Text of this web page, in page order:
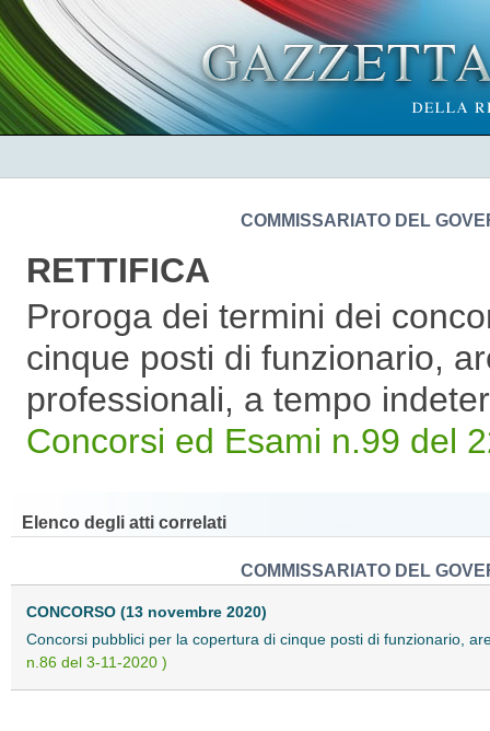
COMMISSARIATO DEL
RETTIFICA
Proroga dei termini dei
cinque posti di funzionario,
professionali, a tempo
Concorsi ed Esami n.99 del
Elenco degli atti correlati
COMMISSARIATO DEL
CONCORSO (13 novembre 2020)
Concorsi pubblici per la copertura di cinque posti di funzionario,
n.86 del 3-11-2020 )